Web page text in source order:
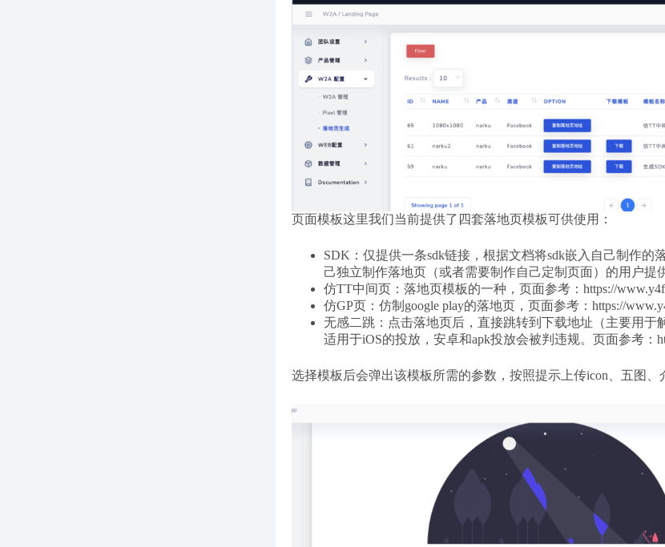
页面模板这里我们当前提供了四套落地页模板可供使用：
SDK：仅提供一条sdk链接，根据文档将sdk嵌入自己制作的
己独立制作落地页（或者需要制作自己定制页面）的用户提
仿TT中间页：落地页模板的一种，页面参考：https://
仿GP页：仿制google play的落地页，页面参考：https://
无感二跳：点击落地页后，直接跳转到下载地址（主要用于
适用于iOS的投放，安卓和apk投放会被判违规。页面参考：
选择模板后会弹出该模板所需的参数，按照提示上传icon、五图、